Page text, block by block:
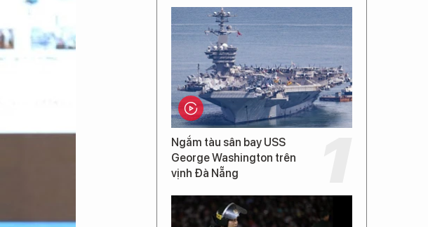
Ngắm tàu sân bay USS
George Washington trên
vịnh Đà Nẵng